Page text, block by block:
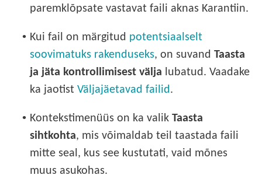
paremklõpsate vastavat faili aknas Karantiin.
• Kui fail on märgitud potentsiaalselt
soovimatuks rakenduseks, on suvandTaasta
ja jäta kontrollimisest välja lubatud. Vaadake
ka jaotistVäljajäetavad failid .
• Kontekstimenüüs on ka valikTaasta
sihtkohta, mis võimaldab teil taastada faili
mitte seal, kus see kustutati, vaid mõnes
muus asukohas.